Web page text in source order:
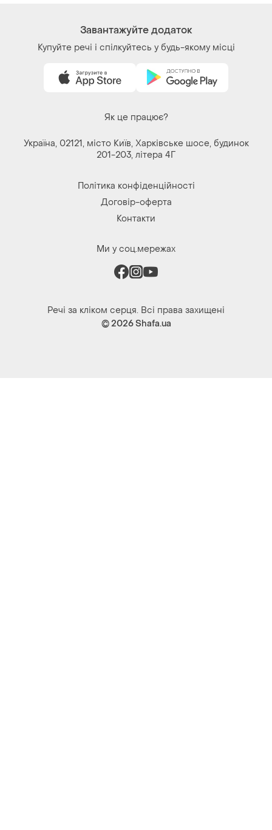
Завантажуйте додаток
Купуйте речі і спілкуйтесь у будь-якому місці
Як це працює?
Україна, 02121, місто Київ, Харківське шосе, будинок
201-203, літера 4Г
Політика конфіденційності
Договір-оферта
Контакти
Ми у соц.мережах
Речі за кліком серця. Всі права захищені
© 2026Shafa.ua